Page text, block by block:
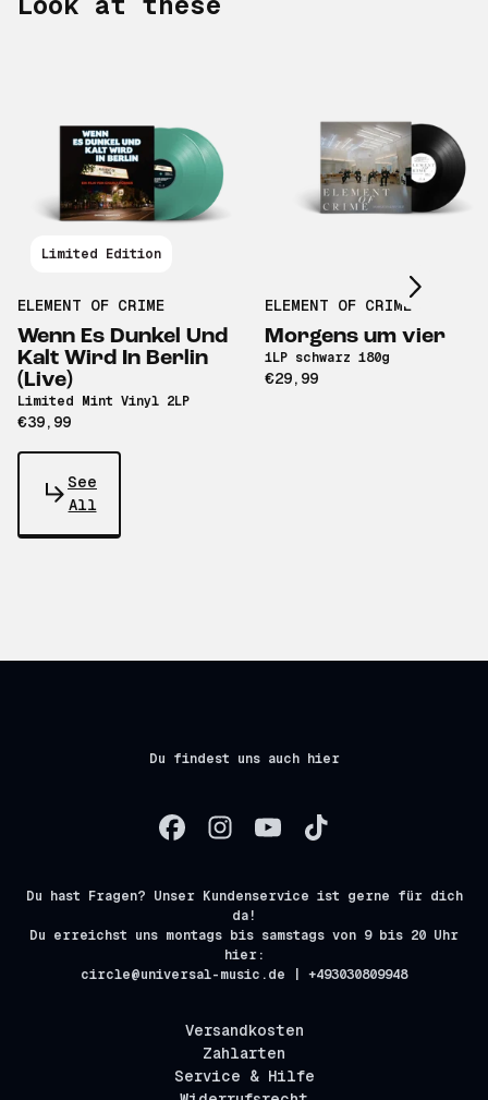
Limited Edition
ELEMENT OF CRIME
Wenn Es Dunkel Und
Kalt Wird In Berlin
(Live)
Limited Mint Vinyl 2LP
€39,99
ELEMENT OF CRIME
Morgens um vier
1LP schwarz 180g
€29,99
Scroll right
See
All
Du findest uns auch hier
Du hast Fragen? Unser Kundenservice ist gerne für dich
da!
Du erreichst uns montags bis samstags von 9 bis 20 Uhr
hier:
circle@universal-music.de | +493030809948
Versandkosten
Zahlarten
Service & Hilfe